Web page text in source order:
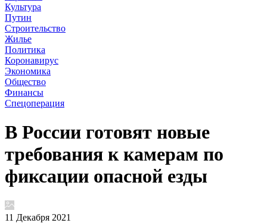
Культура
Путин
Строительство
Жилье
Политика
Коронавирус
Экономика
Общество
Финансы
Спецоперация
В России готовят новые
требования к камерам по
фиксации опасной езды
11 Декабря 2021